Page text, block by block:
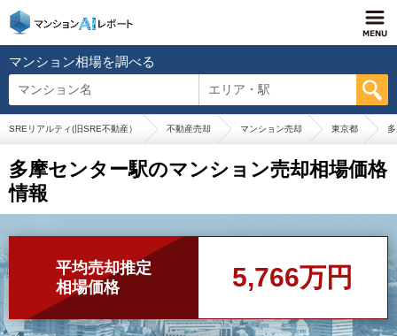
マンション相場を調べる
マンション名 エリア・駅
SREリアルティ(旧SRE不動産） 不動産売却 マンション売却 東京都
多摩センター駅のマンション売却相場価格
情報
平均売却推定
相場価格
5,766万円